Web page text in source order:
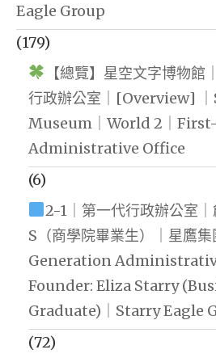
Eagle Group
(179)
【總覽】星空文字博物
行政辦公室｜[Overview]
Museum｜World 2｜
Administrative Office
(6)
2-1｜第一代行政辦公室｜
S（商學院畢業生）｜星鷹
Generation
Founder: Eliza Starry
Graduate)｜Starry Eagle
(72)